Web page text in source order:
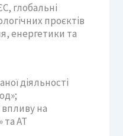
глобальні
проєктів
енергетики та
діяльності
впливу на
та АТ